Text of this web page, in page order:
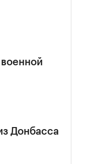
Донбасса